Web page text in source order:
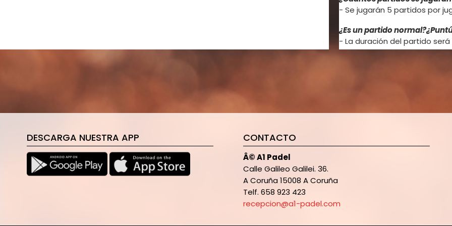
Vamossss
P.D: Estad atentos a
sorpresas!!
- Se jugarán 5 partidos por
¿Es un partido
- La duración del partido
juego ganado, el jugador
- No. Los partidos que se
- El ranking comenzará el 1
¿Qué pasará el viernes 3 de
- Los 4 mejores clasificados
DESCARGA NUESTRA APP CONTACTO
Â© A1 Padel
Calle Galileo Galilei. 36.
A Coruña 15008 A Coruña
Telf. 658 923 423
recepcion@a1-padel.com